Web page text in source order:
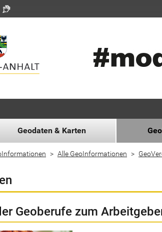
Geodaten & Karten
Alle GeoInformationen
Geoberufe zum